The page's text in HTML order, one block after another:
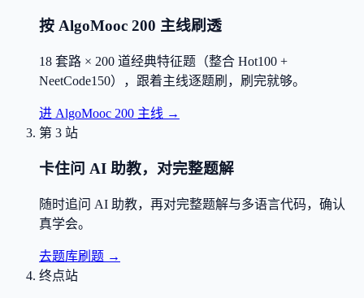
按 AlgoMooc 200 主线刷透
18 套路 × 200 道经典特征题（整合 Hot100 +
NeetCode150），跟着主线逐题刷，刷完就够。
进 AlgoMooc 200 主线 →
第 3 站
卡住问 AI 助教，对完整题解
随时追问 AI 助教，再对完整题解与多语言代码，确认
真学会。
去题库刷题 →
终点站